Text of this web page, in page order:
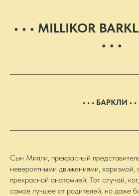
• • • MILLIKOR
• • •
• • • БАРКЛИ • •
Сын Милли, прекрасный
невероятными движениями, харизмой,
прекрасной анатомией! Тот случай,
самое лучшее от родителей, но даже